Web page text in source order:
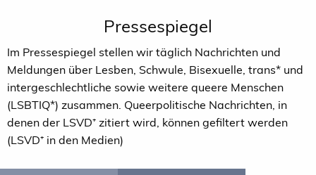
Pressespiegel
Im Pressespiegel stellen wir täglich Nachrichten und
Meldungen über Lesben, Schwule, Bisexuelle, trans* und
intergeschlechtliche sowie weitere queere Menschen
(LSBTIQ*) zusammen. Queerpolitische Nachrichten, in
denen der LSVD⁺ zitiert wird, können gefiltert werden
(LSVD⁺ in den Medien)